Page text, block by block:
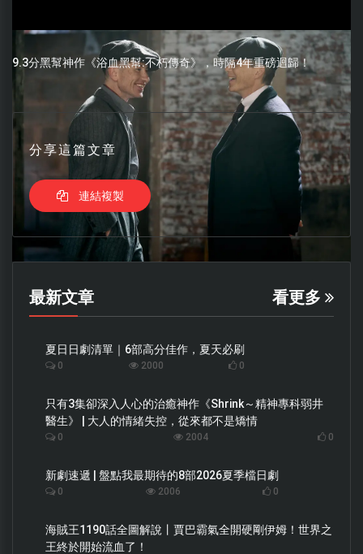
9.3分黑幫神作《浴血黑幫:不朽傳奇》，時隔4年重磅迴歸！
分享這篇文章
連結複製
最新文章 看更多
夏日日劇清單｜6部高分佳作，夏天必刷
0 2000 0
只有3集卻深入人心的治癒神作《Shrink～精神專科弱井
醫生》 | 大人的情緒失控，從來都不是矯情
0 2004 0
新劇速遞 | 盤點我最期待的8部2026夏季檔日劇
0 2006 0
海賊王1190話全圖解說丨賈巴霸氣全開硬剛伊姆！世界之
王終於開始流血了！